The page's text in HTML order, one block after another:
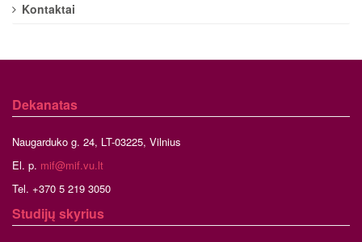
Kontaktai
Dekanatas
Naugarduko g. 24, LT-03225, Vilnius
El. p. mif@mif.vu.lt
Tel. +370 5 219 3050
Studijų skyrius